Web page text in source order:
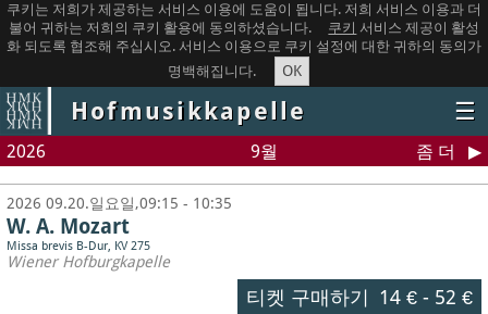
쿠키는 저희가 제공하는 서비스 이용에 도움이 됩니다. 저희 서비스 이용과 더
불어 귀하는 저희의 쿠키 활용에 동의하셨습니다.
쿠키 서비스 제공이 활성
화 되도록 협조해 주십시오. 서비스 이용으로 쿠키 설정에 대한 귀하의 동의가
명백해집니다.
OK
Hofmusikkapelle ☰
2026 9월 좀 더
2026 09.20.일요일,09:15 - 10:35
W. A. Mozart
Missa brevis B-Dur, KV 275
Wiener Hofburgkapelle
티켓 구매하기 14 €- 52 €